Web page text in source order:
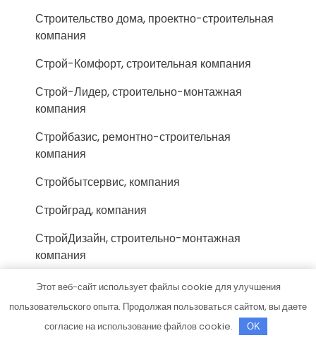
Строительство дома, проектно-строительная
компания
Строй-Комфорт, строительная компания
Строй-Лидер, строительно-монтажная
компания
Стройбазис, ремонтно-строительная
компания
Стройбытсервис, компания
Стройград, компания
СтройДизайн, строительно-монтажная
компания
Стройка, строительно-ремонтная компания
СтройКом, торгово-строительная компания
Этот веб-сайт использует файлы cookie для улучшения
пользовательского опыта. Продолжая пользоваться сайтом, вы даете
согласие на использование файлов cookie.
OK